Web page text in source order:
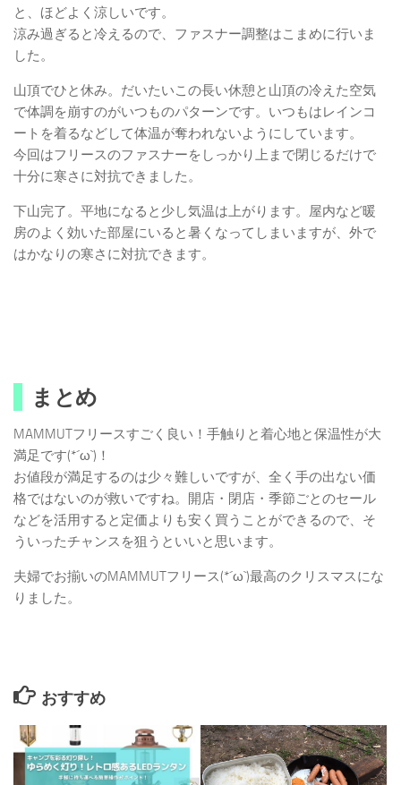
と、ほどよく涼しいです。
涼み過ぎると冷えるので、ファスナー調整はこまめに行いま
した。
山頂でひと休み。だいたいこの長い休憩と山頂の冷えた空気
で体調を崩すのがいつものパターンです。いつもはレインコ
ートを着るなどして体温が奪われないようにしています。
今回はフリースのファスナーをしっかり上まで閉じるだけで
十分に寒さに対抗できました。
下山完了。平地になると少し気温は上がります。屋内など暖
房のよく効いた部屋にいると暑くなってしまいますが、外で
はかなりの寒さに対抗できます。
まとめ
MAMMUTフリースすごく良い！手触りと着心地と保温性が大
満足です(*´ω`)！
お値段が満足するのは少々難しいですが、全く手の出ない価
格ではないのが救いですね。開店・閉店・季節ごとのセール
などを活用すると定価よりも安く買うことができるので、そ
ういったチャンスを狙うといいと思います。
夫婦でお揃いのMAMMUTフリース(*´ω`)最高のクリスマスにな
りました。
おすすめ